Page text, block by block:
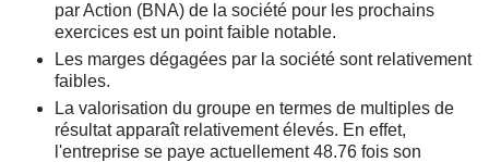
par Action (BNA) de la société pour les prochains
exercices est un point faible notable.
Les marges dégagées par la société sont relativement
faibles.
La valorisation du groupe en termes de multiples de
résultat apparaît relativement élevés. En effet,
l'entreprise se paye actuellement 48.76 fois son